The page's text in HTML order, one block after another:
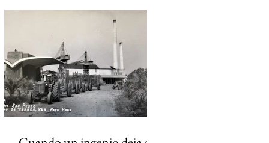
Tuxtlas, la memoria, el verde que aún
habita los recuerdos y el papel que los
ingenios han tenido en la construcción
de México.
https://www.sinmas.org/post/ingenio-
san-pedro-tuxtlas Sheinbaum no asistirá
a toma de protesta de D